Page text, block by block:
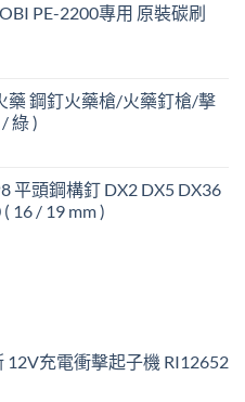
PE-2200專用 原裝碳刷
藥 鋼釘火藥槍/火藥釘槍/擊
綠 )
：
平頭鋼構釘 DX2 DX5 DX36
16 / 19 mm )
NT$650
12V充電衝擊起子機 RI12652